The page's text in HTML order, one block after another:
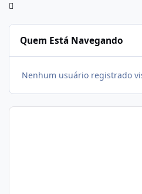
Quem Está Navegando
Nenhum usuário registrado